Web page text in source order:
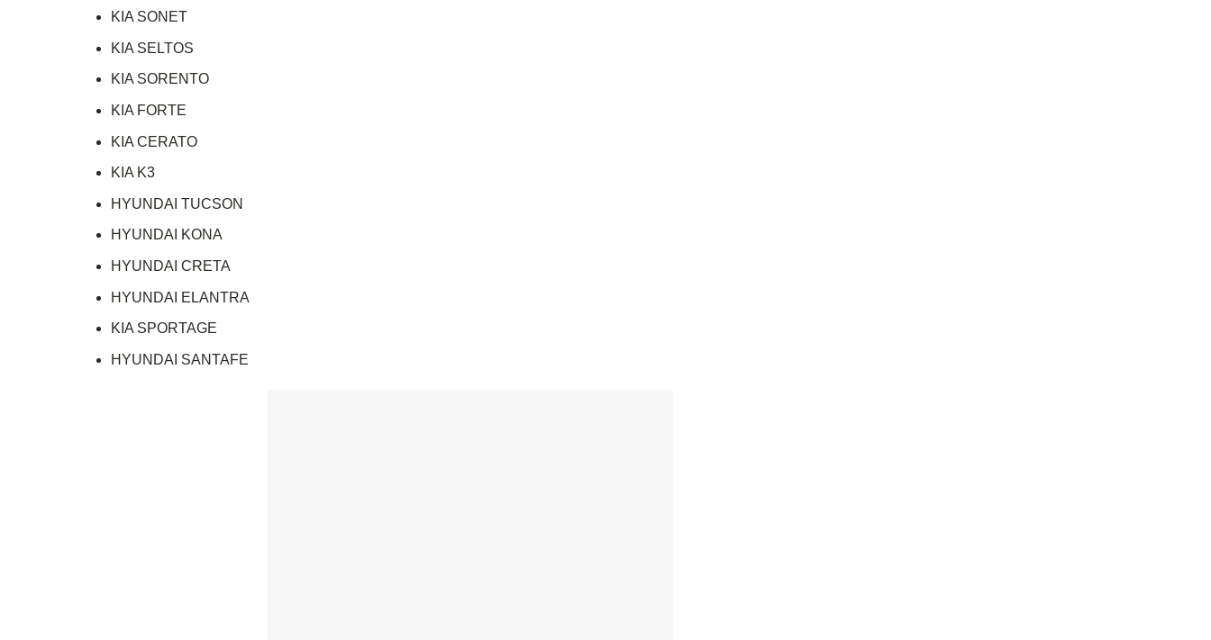
KIA SONET
KIA SELTOS
KIA SORENTO
KIA FORTE
KIA CERATO
KIA K3
HYUNDAI TUCSON
HYUNDAI KONA
HYUNDAI CRETA
HYUNDAI ELANTRA
KIA SPORTAGE
HYUNDAI SANTAFE